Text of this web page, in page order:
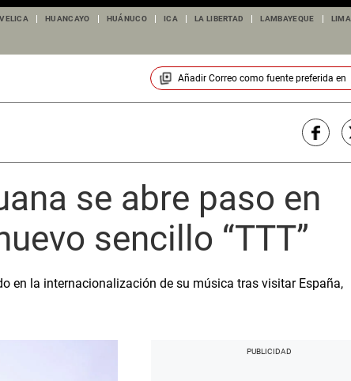
HUANCAYO HUÁNUCO ICA LA LIBERTAD LAMBAYEQUE LIMA
Añadir Correocomo fuente preferida en
se abre paso en
sencillo “TTT”
en la internacionalización de su música tras visitar España,